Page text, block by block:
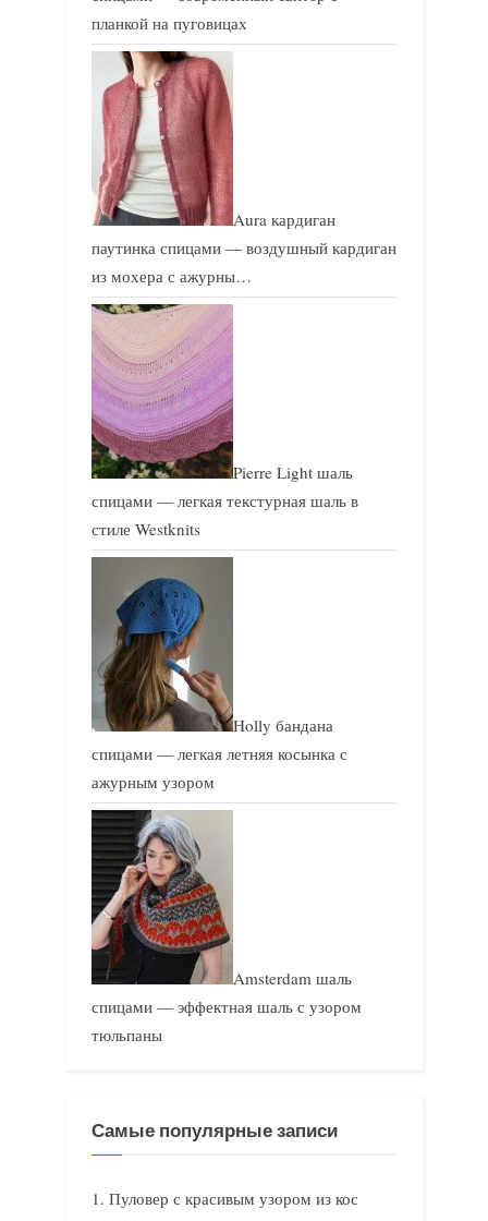
планкой на пуговицах
Aura кардиган
паутинка спицами — воздушный кардиган
из мохера с ажурны…
Pierre Light шаль
спицами — легкая текстурная шаль в
стиле Westknits
Holly бандана
спицами — легкая летняя косынка с
ажурным узором
Amsterdam шаль
спицами — эффектная шаль с узором
тюльпаны
Самые популярные записи
Пуловер с красивым узором из кос